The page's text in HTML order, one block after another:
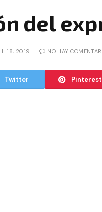
del
18, 2019 NO HAY
Twitter Pinterest